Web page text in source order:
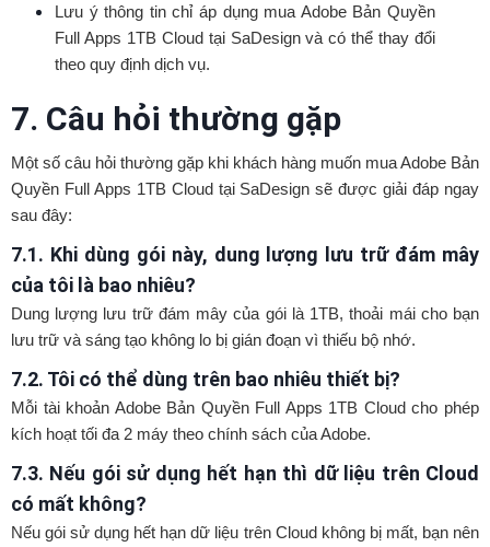
Lưu ý thông tin chỉ áp dụng mua Adobe Bản Quyền
Full Apps 1TB Cloud tại SaDesign và có thể thay đổi
theo quy định dịch vụ.
7. Câu hỏi thường gặp
Một số câu hỏi thường gặp khi khách hàng muốn mua Adobe Bản
Quyền Full Apps 1TB Cloud tại SaDesign sẽ được giải đáp ngay
sau đây:
7.1. Khi dùng gói này, dung lượng lưu trữ đám mây
của tôi là bao nhiêu?
Dung lượng lưu trữ đám mây của gói là 1TB, thoải mái cho bạn
lưu trữ và sáng tạo không lo bị gián đoạn vì thiếu bộ nhớ.
7.2. Tôi có thể dùng trên bao nhiêu thiết bị?
Mỗi tài khoản Adobe Bản Quyền Full Apps 1TB Cloud cho phép
kích hoạt tối đa 2 máy theo chính sách của Adobe.
7.3. Nếu gói sử dụng hết hạn thì dữ liệu trên Cloud
có mất không?
Nếu gói sử dụng hết hạn dữ liệu trên Cloud không bị mất, bạn nên